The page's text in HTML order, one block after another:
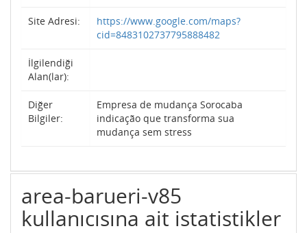
Site Adresi:
https://www.google.com/maps?
cid=8483102737795888482
İlgilendiği
Alan(lar):
Diğer
Bilgiler:
Empresa de mudança Sorocaba
indicação que transforma sua
mudança sem stress
area-barueri-v85
kullanıcısına ait istatistikler